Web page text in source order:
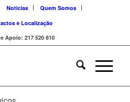
Notícias
Quem Somos
e Localização
Apoio: 217 520 810